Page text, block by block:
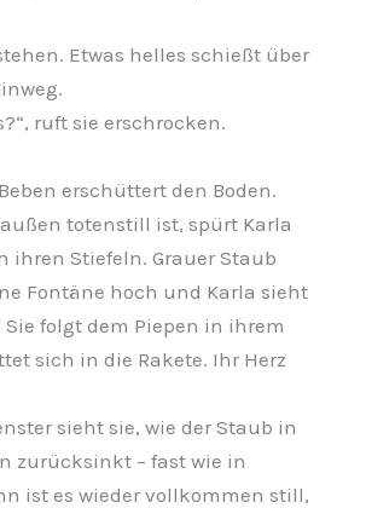
Etwas helles schießt über
ruft sie erschrocken.
erschüttert den Boden.
totenstill ist, spürt Karla
ihren Stiefeln. Grauer Staub
Fontäne hoch und Karla sieht
Sie folgt dem Piepen in ihrem
sich in die Rakete. Ihr Herz
sieht sie, wie der Staub in
zurücksinkt – fast wie in
ist es wieder vollkommen still,